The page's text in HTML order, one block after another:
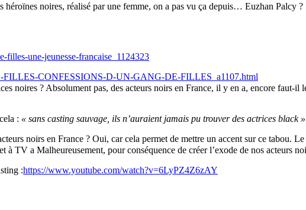
noires, réalisé par une femme, on a pas vu ça depuis… Euzhan Palcy ?
filles-une-jeunesse-francaise_1124323
FILLES-CONFESSIONS-D-UN-GANG-DE-FILLES_a1107.html
noires ? Absolument pas, des acteurs noirs en France, il y en a, encore faut-il
: « sans casting sauvage, ils n’auraient jamais pu trouver des actrices black »
noirs en France ? Oui, car cela permet de mettre un accent sur ce tabou.
à TV a Malheureusement, pour conséquence de créer l’exode de nos acteurs
:https://www.youtube.com/watch?v=6LyPZ4Z6zAY